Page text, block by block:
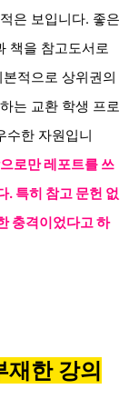
은 보입니다. 좋은
책을 참고도서로
적으로 상위권의
는 교환 학생 프로
수한 자원입니
로만 레포트를 쓰
. 특히 참고 문헌 없
충격이었다고 하
재한 강의